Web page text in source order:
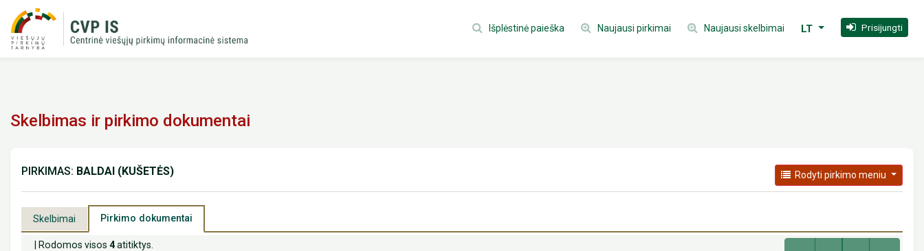
Išplėstinė paieška Naujausi pirkimai Naujausi skelbimai LT Prisijungti
Skelbimas ir pirkimo dokumentai
PIRKIMAS: BALDAI (KUŠETĖS) Rodyti pirkimo meniu
Skelbimai Pirkimo dokumentai
| Rodomos visos 4atitiktys.